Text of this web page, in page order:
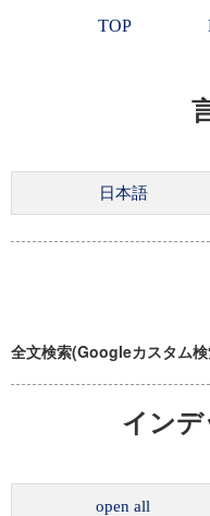
TOP
全文検索(Googleカスタム
イン
open all